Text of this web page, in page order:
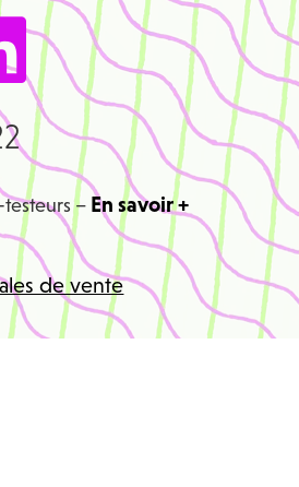
– En savoir +
de vente